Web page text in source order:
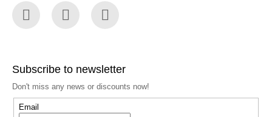
Subscribe to newsletter
Don't miss any news or discounts now!
Email